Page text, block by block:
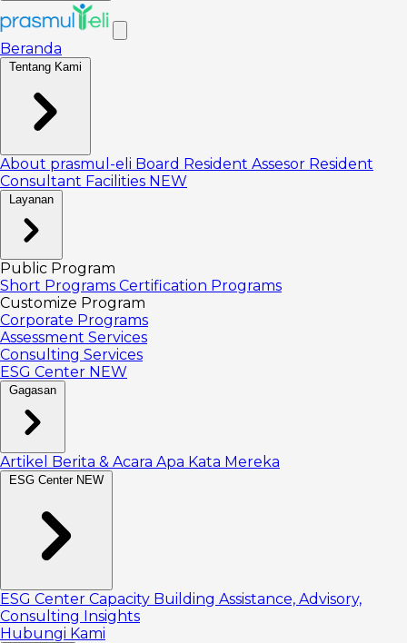
Beranda
Tentang Kami
About prasmul-eli Board Resident Assesor Resident
Consultant Facilities NEW
Layanan
Public Program
Short Programs Certification Programs
Customize Program
Corporate Programs
Assessment Services
Consulting Services
ESG Center NEW
Gagasan
Artikel Berita & Acara Apa Kata Mereka
ESG Center NEW
ESG Center Capacity Building Assistance, Advisory,
Consulting Insights
Hubungi Kami